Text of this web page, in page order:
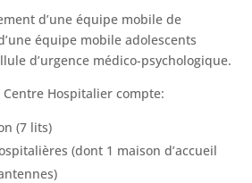
d’une équipe mobile de
équipe mobile adolescents
d’urgence médico-psychologique.
Centre Hospitalier compte:
(7 lits)
(dont 1 maison d’accueil